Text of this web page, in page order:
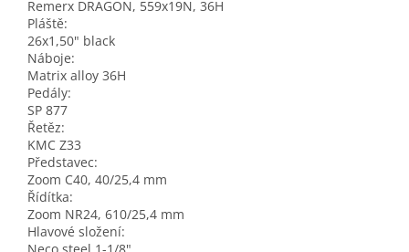
Remerx DRAGON, 559x19N, 36H
Pláště:
26x1,50" black
Náboje:
Matrix alloy 36H
Pedály:
SP 877
Řetěz:
KMC Z33
Představec:
Zoom C40, 40/25,4 mm
Řídítka:
Zoom NR24, 610/25,4 mm
Hlavové složení: